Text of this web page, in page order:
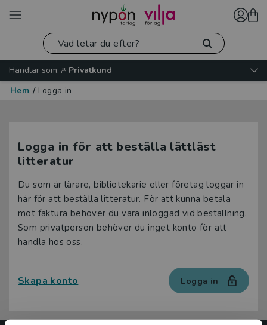
Handlar som:
Privatkund
Hem / Logga in
Logga in för att beställa lättläst
litteratur
Du som är lärare, bibliotekarie eller företag loggar in
här för att beställa litteratur. För att kunna betala
mot faktura behöver du vara inloggad vid beställning.
Som privatperson behöver du inget konto för att
handla hos oss.
Skapa konto Logga in